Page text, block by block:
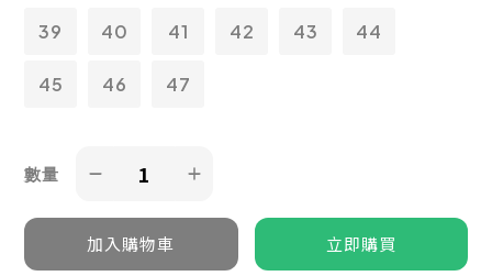
39 40 41 42 43 44
45 46 47
數量